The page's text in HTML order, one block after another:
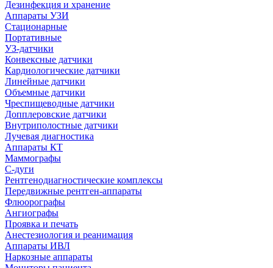
Дезинфекция и хранение
Аппараты УЗИ
Стационарные
Портативные
УЗ-датчики
Конвексные датчики
Кардиологические датчики
Линейные датчики
Объемные датчики
Чреспищеводные датчики
Допплеровские датчики
Внутриполостные датчики
Лучевая диагностика
Аппараты КТ
Маммографы
С-дуги
Рентгенодиагностические комплексы
Передвижные рентген-аппараты
Флюорографы
Ангиографы
Проявка и печать
Анестезиология и реанимация
Аппараты ИВЛ
Наркозные аппараты